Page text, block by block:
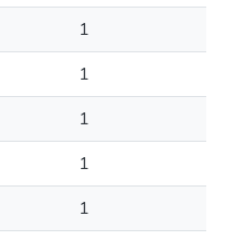
1
1
1
1
1